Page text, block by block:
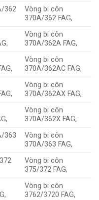
362
Vòng bi côn
370A/362 FAG,
Vòng bi côn
370A/362A FAG,
Vòng bi côn
370A/362AC FAG,
Vòng bi côn
370A/362AX FAG,
Vòng bi côn
370A/362X FAG,
363
Vòng bi côn
370A/363 FAG,
Vòng bi côn
375/372 FAG,
Vòng bi côn
3762/3720 FAG,